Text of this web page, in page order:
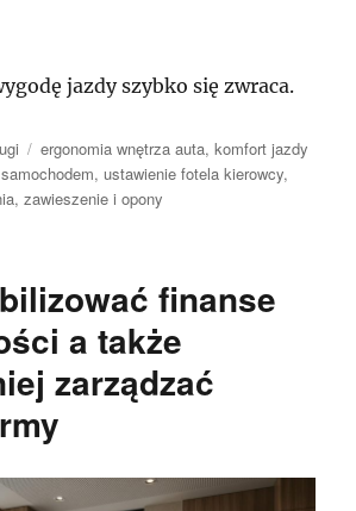
jazdy szybko się zwraca.
Tagi
ergonomia wnętrza auta,komfort jazdy
, ustawienie fotela kierowcy,
,zawieszenie i opony
finanse
a także
zarządzać